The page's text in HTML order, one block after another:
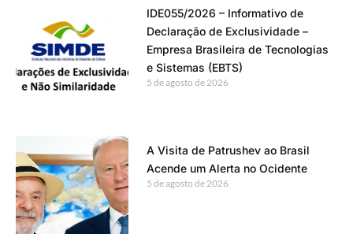
IDE055/2026 – Informativo de
Declaração de Exclusividade –
Empresa Brasileira de Tecnologias
e Sistemas (EBTS)
5 de agosto de 2026
A Visita de Patrushev ao Brasil
Acende um Alerta no Ocidente
5 de agosto de 2026